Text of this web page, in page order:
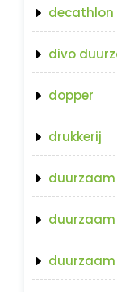
decathlon
divo
dopper
drukkerij